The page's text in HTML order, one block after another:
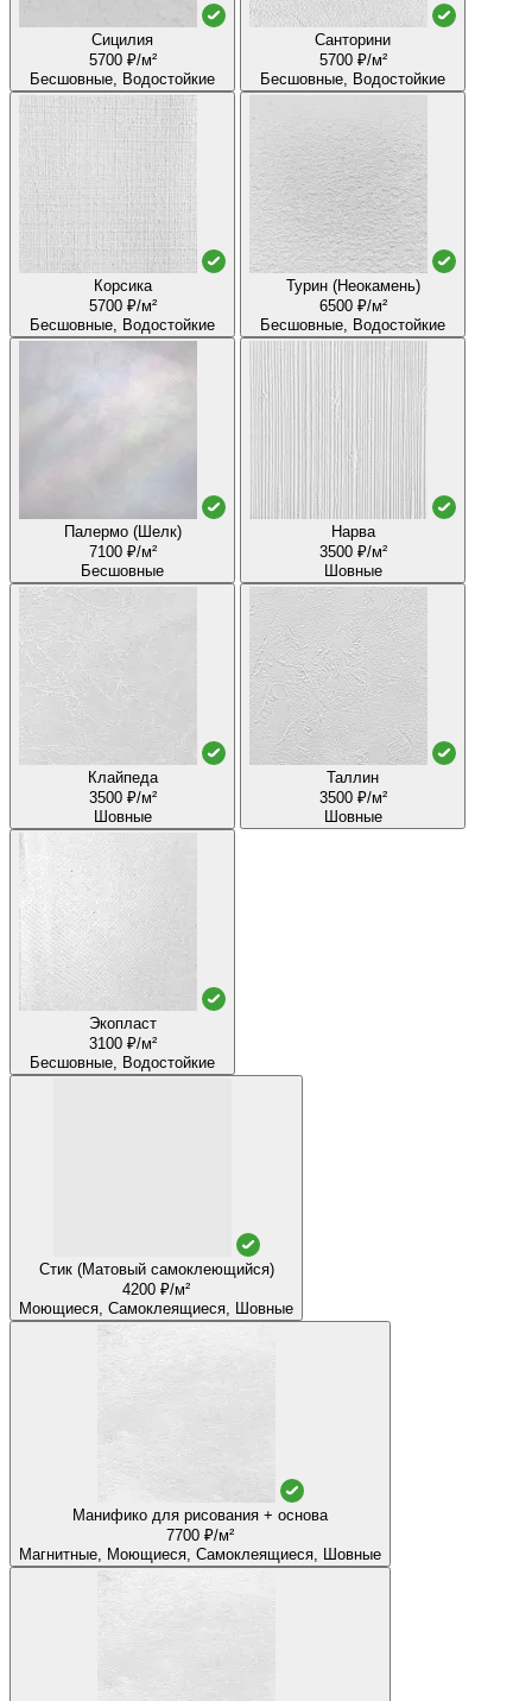
Сицилия
5700 ₽/м²
Бесшовные, Водостойкие
Санторини
5700 ₽/м²
Бесшовные, Водостойкие
Корсика
5700 ₽/м²
Бесшовные, Водостойкие
Турин (Неокамень)
6500 ₽/м²
Бесшовные, Водостойкие
Палермо (Шелк)
7100 ₽/м²
Бесшовные
Нарва
3500 ₽/м²
Шовные
Клайпеда
3500 ₽/м²
Шовные
Таллин
3500 ₽/м²
Шовные
Экопласт
3100 ₽/м²
Бесшовные, Водостойкие
Стик (Матовый самоклеющийся)
4200 ₽/м²
Моющиеся, Самоклеящиеся, Шовные
Манифико для рисования + основа
7700 ₽/м²
Магнитные, Моющиеся, Самоклеящиеся, Шовные